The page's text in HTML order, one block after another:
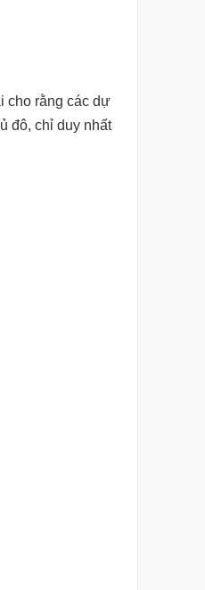
cho rằng các dự
đô, chỉ duy nhất